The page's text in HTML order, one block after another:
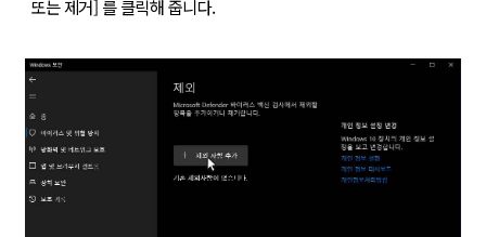
또는 제거] 를 클릭해 줍니다.